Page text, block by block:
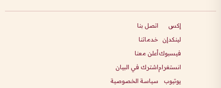
إكس
لينكدإن
فيسبوك
انستغرام
يوتيوب
اتصل بنا
خدماتنا
أعلن معنا
اشترك في البيان
سياسة الخصوصية